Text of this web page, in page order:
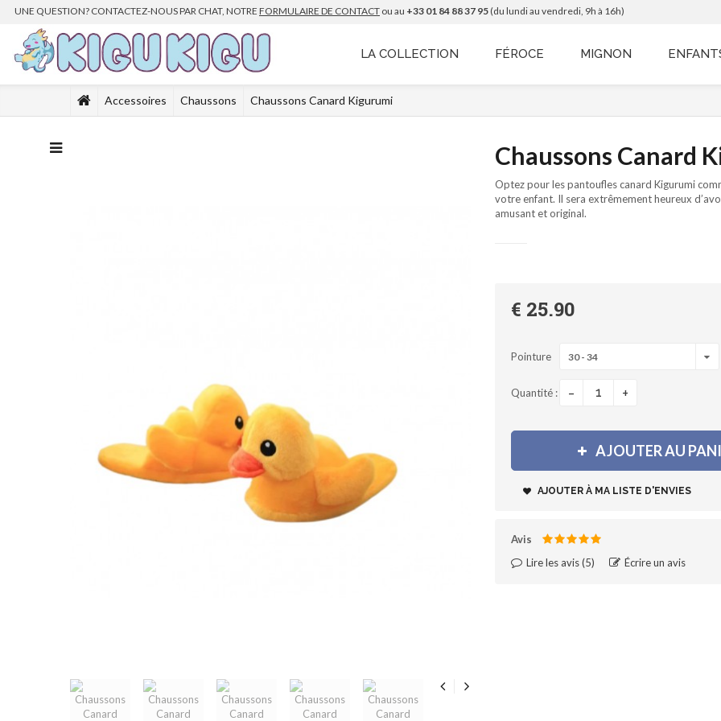
UNE QUESTION? CONTACTEZ-NOUS PAR CHAT, NOTRE FORMULAIRE DE CONTACT ou au +33 01 84 88 37 95 (du lundi au vendredi, 9h à 16h)
LA COLLECTION FÉROCE MIGNON
Accessoires Chaussons Chaussons Canard Kigurumi
Chaussons Canard
Optez pour les pantoufles canard Kigurumi
votre enfant. Il sera extrêmement heureux
amusant et original.
€ 25.90
Pointure 30 - 34
Quantité : - +
AJOUTER AU
AJOUTER À MA LISTE D'ENVIES
Avis
Lire les avis (5)‎ Écrire un avis